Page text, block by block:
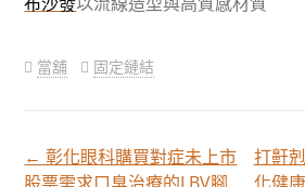
當舖 固定鏈結
← 彰化眼科購買對症未上市
打鼾